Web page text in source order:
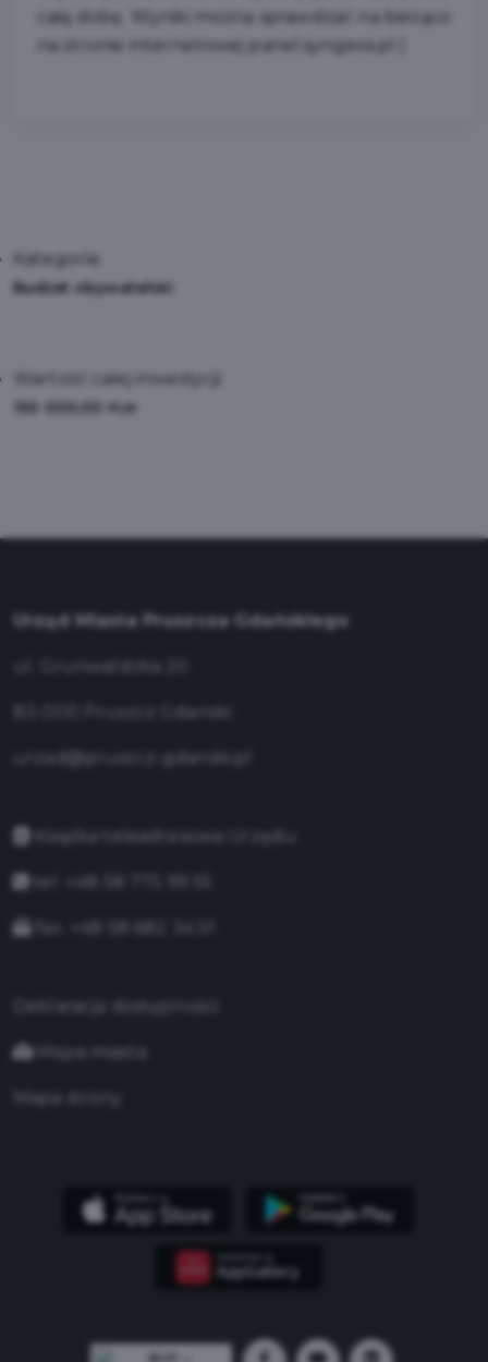
całą dobę. Wyniki można sprawdzać na bieżąco
na stronie internetowej
panel.syngeos.pl
Kategoria:
Budżet obywatelski
Wartość całej inwestycji:
150 000,00
Urząd Miasta Pruszcza Gdańskiego
urzad@pruszcz-gdanski.pl
Książka teleadresowa Urzędu
Deklaracja dostępności
Mapa miasta
Mapa strony